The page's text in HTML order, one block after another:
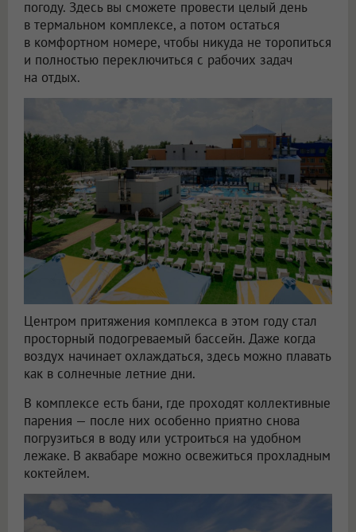
погоду. Здесь вы сможете провести целый день
в термальном комплексе, а потом остаться
в комфортном номере, чтобы никуда не торопиться
и полностью переключиться с рабочих задач
на отдых.
Центром притяжения комплекса в этом году стал
просторный подогреваемый бассейн. Даже когда
воздух начинает охлаждаться, здесь можно плавать
как в солнечные летние дни.
В комплексе есть бани, где проходят коллективные
парения — после них особенно приятно снова
погрузиться в воду или устроиться на удобном
лежаке. В аквабаре можно освежиться прохладным
коктейлем.